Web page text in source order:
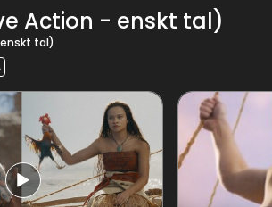
Action - enskt tal)
tal)